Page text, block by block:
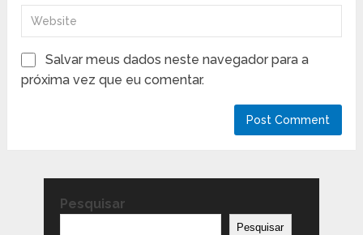
Salvar meus dados neste navegador para a
próxima vez que eu comentar.
Pesquisar
Pesquisar